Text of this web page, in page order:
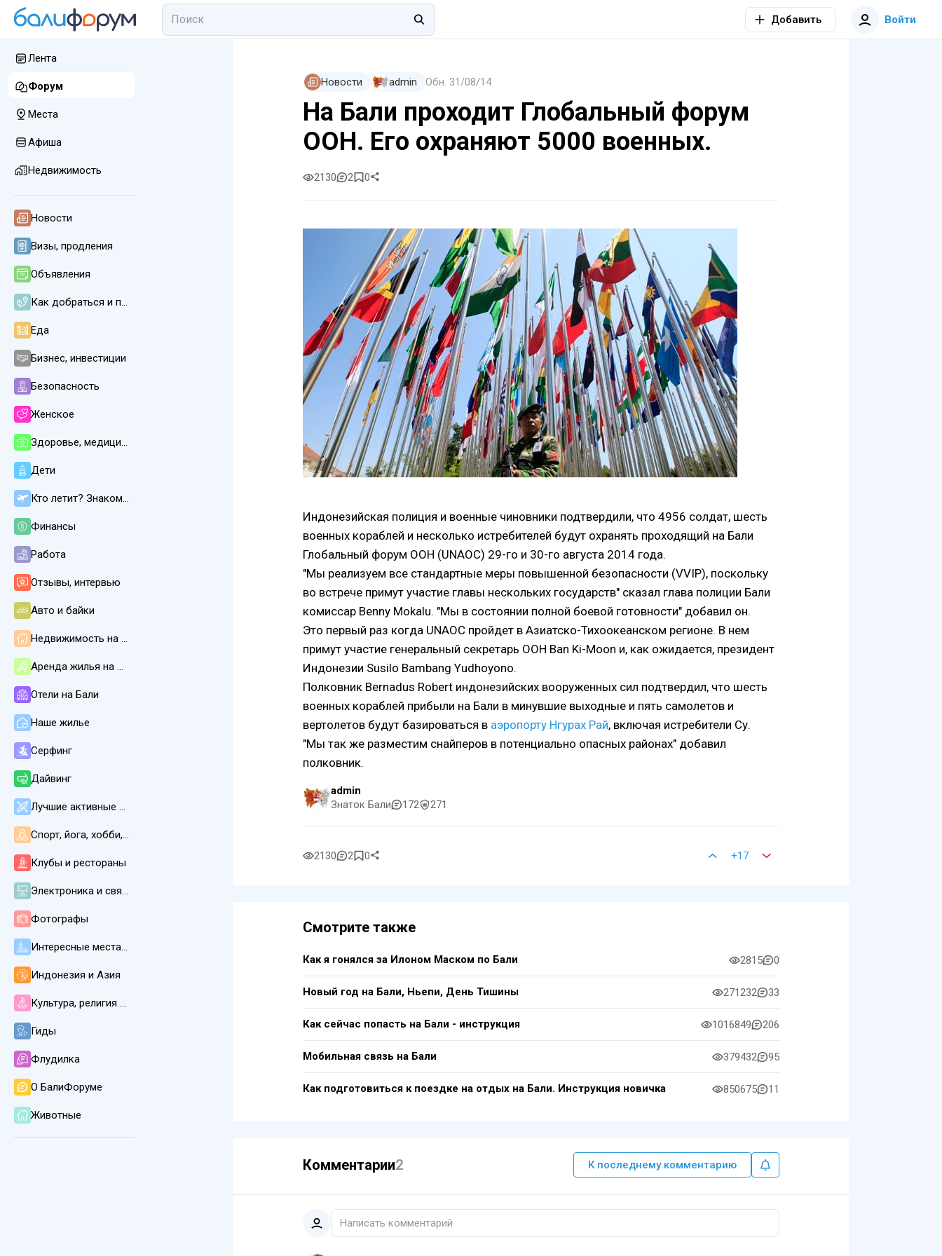
Добавить Войти
Новости admin Обн. 31/08/14
На Бали проходит Глобальный форум
ООН. Его охраняют 5000 военных.
2130 2 0
Индонезийская полиция и военные чиновники подтвердили, что 4956 солдат, шесть
военных кораблей и несколько истребителей будут охранять проходящий на Бали
Глобальный форум ООН (UNAOC) 29-го и 30-го августа 2014 года.
"Мы реализуем все стандартные меры повышенной безопасности (VVIP), поскольку
во встрече примут участие главы нескольких государств" сказал глава полиции Бали
комиссар Benny Mokalu. "Мы в состоянии полной боевой готовности" добавил он.
Это первый раз когда UNAOC пройдет в Азиатско-Тихоокеанском регионе. В нем
примут участие генеральный секретарь ООН Ban Ki-Moon и, как ожидается, президент
Индонезии Susilo Bambang Yudhoyono.
Полковник Bernadus Robert индонезийских вооруженных сил подтвердил, что шесть
военных кораблей прибыли на Бали в минувшие выходные и пять самолетов и
вертолетов будут базироваться в аэропорту Нгурах Рай, включая истребители Су.
"Мы так же разместим снайперов в потенциально опасных районах" добавил
полковник.
admin
Знаток Бали
172 271
2130 2 0 +17
Смотрите также
Как я гонялся за Илоном Маском по Бали 2815 0
Новый год на Бали, Ньепи, День Тишины 271232 33
Как сейчас попасть на Бали - инструкция 1016849 206
Мобильная связь на Бали 379432 95
Как подготовиться к поездке на отдых на Бали. Инструкция новичка 850675 11
Комментарии2 К последнему комментарию
Написать комментарий
Лента
Форум
Места
Афиша
Недвижимость
Новости
Визы, продления
Объявления
Как добраться и передвигаться
Еда
Бизнес, инвестиции
Безопасность
Женское
Здоровье, медицина
Дети
Кто летит? Знакомства
Финансы
Работа
Отзывы, интервью
Авто и байки
Недвижимость на Бали
Аренда жилья на Бали
Отели на Бали
Наше жилье
Серфинг
Дайвинг
Лучшие активные развлечения
Спорт, йога, хобби, СПА, массаж
Клубы и рестораны
Электроника и связь
Фотографы
Интересные места, пляжи, погода и климат
Индонезия и Азия
Культура, религия и язык на Бали
Гиды
Флудилка
О БалиФоруме
Животные